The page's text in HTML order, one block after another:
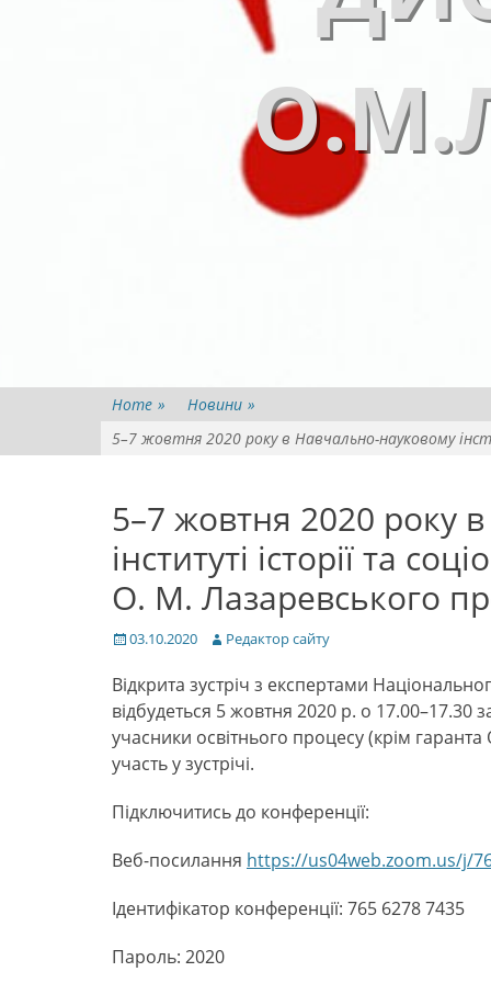
Home » Новини »
5–7 жовтня 2020 року в Навчально-науковому
5–7 жовтня 2020 року
інституті історії та
О. М. Лазаревського
Posted
03.10.2020 Author
Редактор сайту
Відкрита зустріч з експертами
відбудеться 5 жовтня 2020 р. о
учасники освітнього процесу (крім
участь у зустрічі.
Підключитись до конференції:
Веб-посилання https://us04web.zoom.us/j/
Ідентифікатор конференції: 765 6278 7435
Пароль: 2020